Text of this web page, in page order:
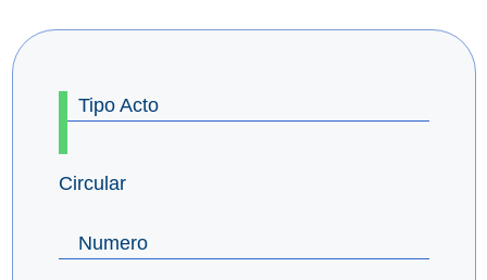
Tipo Acto
Circular
Numero